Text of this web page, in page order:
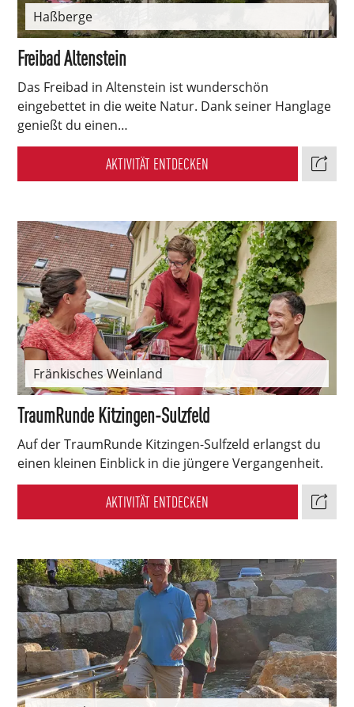
Haßberge
Freibad Altenstein
Das Freibad in Altenstein ist wunderschön
eingebettet in die weite Natur. Dank seiner Hanglage
genießt du einen…
AKTIVITÄT ENTDECKEN
Fränkisches Weinland
TraumRunde Kitzingen-Sulzfeld
Auf der TraumRunde Kitzingen-Sulfzeld erlangst du
einen kleinen Einblick in die jüngere Vergangenheit.
AKTIVITÄT ENTDECKEN